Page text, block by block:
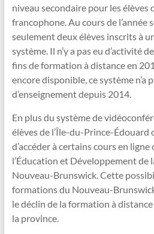
niveau secondaire pour les élèves
francophone. Au cours de l’année
seulement deux élèves inscrits à
système. Il n’y a pas eu d’activité
fins de formation à distance en
encore disponible, ce système n’a
d’enseignement depuis 2014.
En plus du système de
élèves de l’Île-du-Prince-
d’accéder à certains cours en
l’Éducation et Développement de
Nouveau-Brunswick. Cette
formations du Nouveau-
le déclin de la formation à
la province.